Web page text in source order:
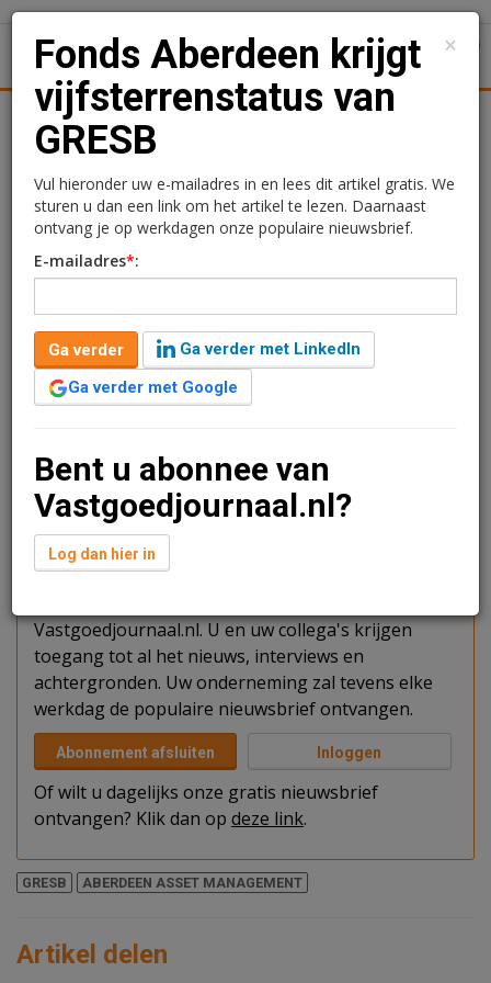
Nieuws
Fonds Aberdeen krijgt
vijfsterrenstatus van
GRESB
Rogier Hentenaar
27 september 2019 om 10:00
7 jaar geleden aangepast
2 minuten leestijd
Het Aberdeen Standard European Balanced Property
Real Estate Sustainability Benchmark (GRESB).
Verder lezen?
U kunt het artikel niet volledig lezen omdat u nog
Vastgoedjournaal.nl. U en uw collega's krijgen
toegang tot al het nieuws, interviews en
achtergronden. Uw onderneming zal tevens elke
werkdag de populaire nieuwsbrief ontvangen.
Abonnement afsluiten Inloggen
Of wilt u dagelijks onze gratis nieuwsbrief
ontvangen? Klik dan op deze link.
GRESB ABERDEEN ASSET MANAGEMENT
Artikel delen
×
Fonds Aberdeen krijgt
vijfsterrenstatus van
GRESB
Vul hieronder uw e-mailadres in en lees dit artikel gratis. We
sturen u dan een link om het artikel te lezen. Daarnaast
ontvang je op werkdagen onze populaire nieuwsbrief.
E-mailadres*:
Ga verder
Ga verder met LinkedIn
Ga verder met Google
Bent u abonnee van
Vastgoedjournaal.nl?
Log dan hier in